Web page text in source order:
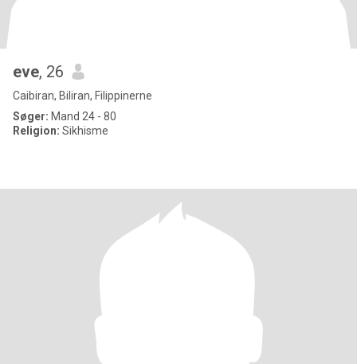
eve, 26
Caibiran, Biliran, Filippinerne
Søger: Mand 24 - 80
Religion: Sikhisme